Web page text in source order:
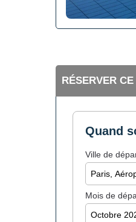
RÉSERVER
Quand
Ville de
Mois de